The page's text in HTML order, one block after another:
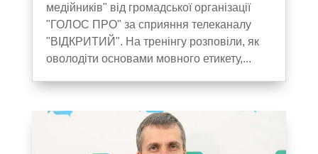
медійників" від громадської організації
"ГОЛОС ПРО" за сприяння телеканалу
"ВІДКРИТИЙ". На тренінгу розповіли, як
оволодіти основами мовного етикету,...